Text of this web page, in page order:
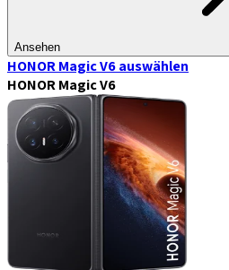
Ansehen
HONOR Magic V6auswählen
HONOR Magic V6